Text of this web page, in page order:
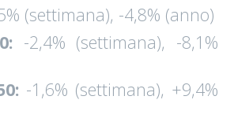
(settimana), -4,8% (anno)
-2,4% (settimana), -8,1%
-1,6% (settimana), +9,4%